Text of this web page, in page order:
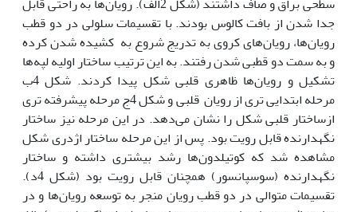
جدا شدن از بافت کالوس بودند. با تقسیمات سلولی در دو قطب
رویان‌ها، رویان‌های کروی به تدریج شروع به کشیده شدن کرده
و به سمت دو قطبی شدن رفتند. به این ترتیب ساختار اولیه لپه‌ها
تشکیل و رویان‌ها ظاهری قلبی شکل پیدا کردند. شکل 4ب
مرحله ابتدایی تری از رویان قلبی و شکل 4ج مرحله پیشرفته تری
ازساختار قلبی شکل را نشان می‌دهد. در این مرحله نیز ساختار
نگهدارنده قابل رویت بود. پس از این مرحله ساختار اژدری شکل
مشاهده شد که کوتیلدون‌ها رشد بیشتری داشته و ساختار
نگهدارنده (سوسپانسور) همچنان قابل رویت بود (شکل 4د).
تقسیمات متوالی در دو قطب رویان منجر به توسعه رویان‌ها و در